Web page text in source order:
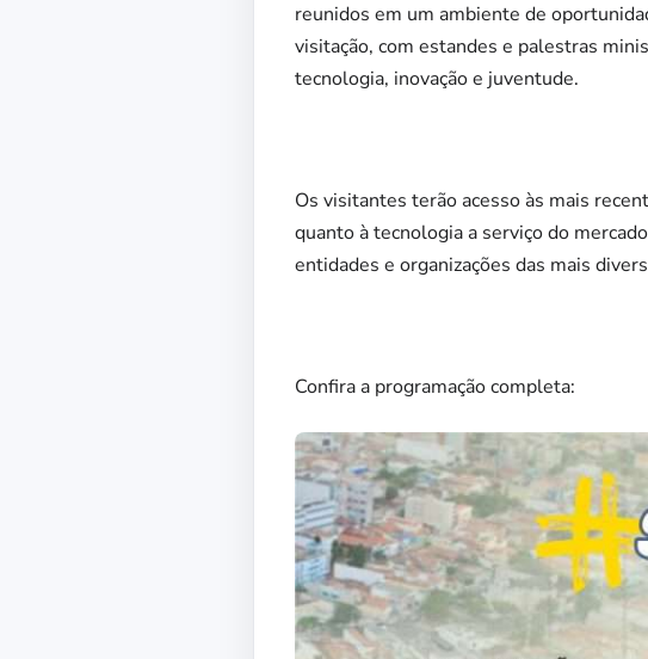
reunidos em um ambiente de
visitação, com estandes e palestras
tecnologia, inovação e juventude.
Os visitantes terão acesso às mais
quanto à tecnologia a serviço do
entidades e organizações das mais
Confira a programação completa: